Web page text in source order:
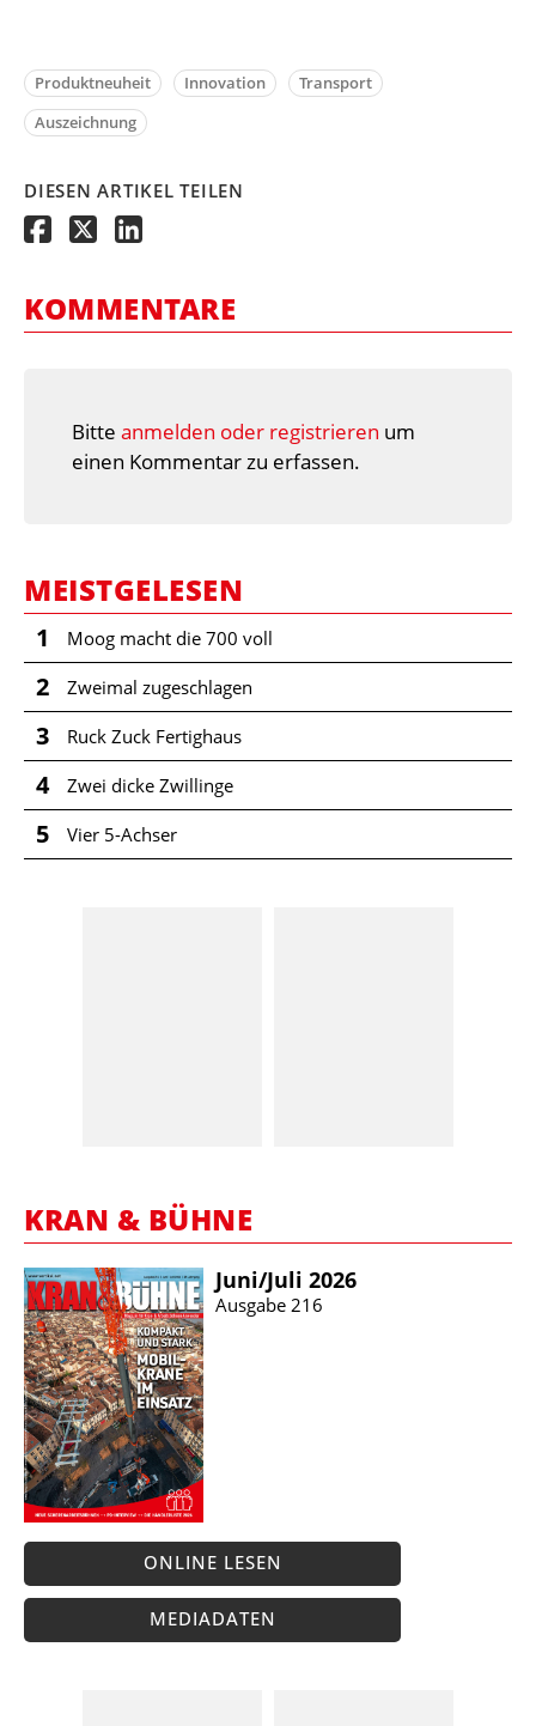
Produktneuheit Innovation
Transport
Auszeichnung
DIESEN ARTIKEL TEILEN
KOMMENTARE
Bitte anmelden oder registrieren um
einen Kommentar zu erfassen.
MEISTGELESEN
1 Moog macht die 700 voll
2 Zweimal zugeschlagen
3 Ruck Zuck Fertighaus
4 Zwei dicke Zwillinge
5 Vier 5-Achser
KRAN & BÜHNE
Juni/​Juli 2026
Ausgabe 216
ONLINE LESEN
MEDIADATEN